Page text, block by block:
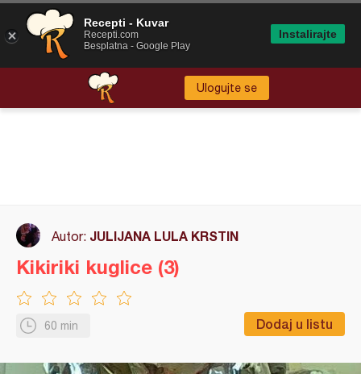
Ulogujte se
Autor: JULIJANA LULA KRSTIN
60 min Dodaj u listu
Kikiriki kuglice (3)
Recepti - Kuvar
Recepti.com
Besplatna - Google Play
Instalirajte